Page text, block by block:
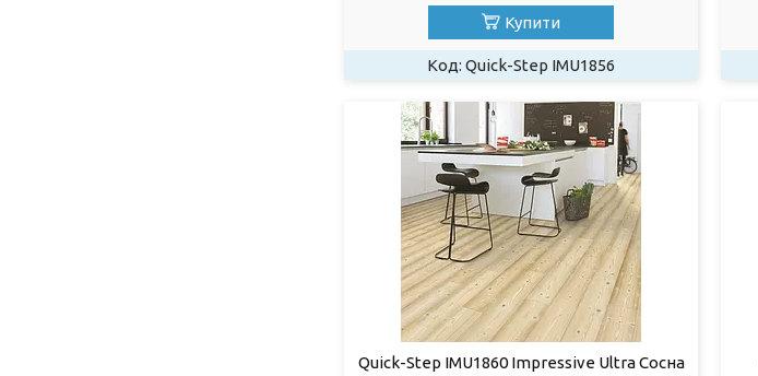
Купити
Quick-Step IMU1856
Quick-Step IMU1860 Impressive Ultra Сосна